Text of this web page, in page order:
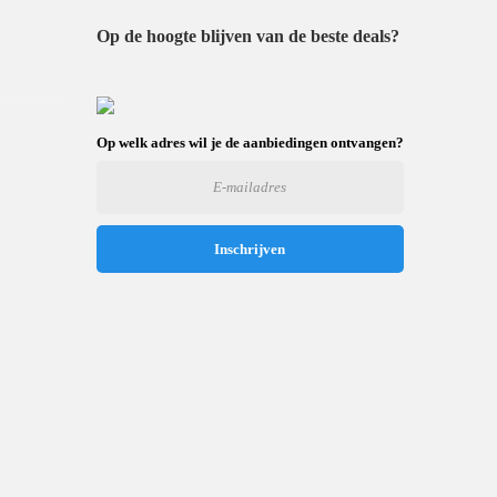
Op de hoogte blijven van de beste deals?
Op welk adres wil je de aanbiedingen ontvangen?